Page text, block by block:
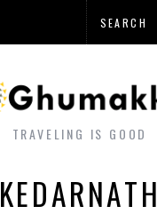
TRAVELING IS GOOD
KEDARNATH